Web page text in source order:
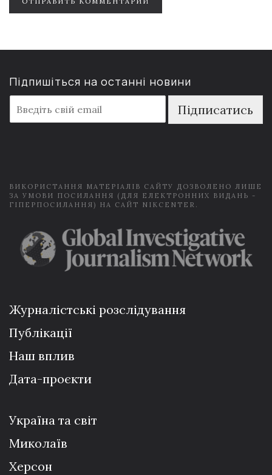
Підпишіться на останні новини
m
a
Підписатись
ВИКОРИСТАННЯ МАТЕРІАЛІВ САЙТУ ДОЗВОЛЕНО ЛИШЕ
ЗА УМОВИ ПОСИЛАННЯ (ДЛЯ ЕЛЕКТРОННИХ ВИДАНЬ -
ГІПЕРПОСИЛАННЯ) НА САЙТ NIKCENTER.
Журналістські розслідування
Публікації
Наш вплив
Дата-проєкти
Україна та світ
Миколаїв
Херсон